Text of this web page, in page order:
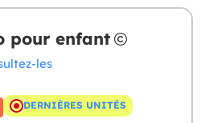
pour enfant
les
DERNIÈRES UNITÉS